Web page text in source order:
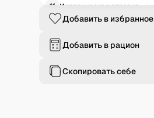
11 Историческая справка
Добавить в избранное
Добавить в рацион
Скопировать себе